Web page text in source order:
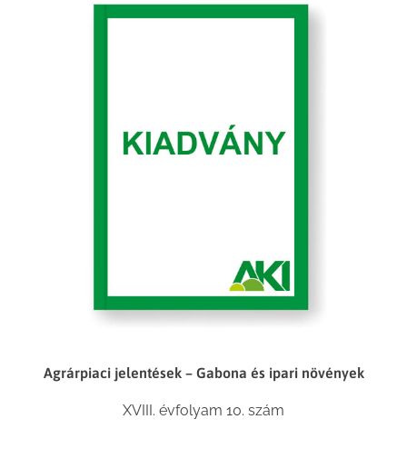
Agrárpiaci jelentések – Gabona és ipari növények
XVIII. évfolyam 10. szám